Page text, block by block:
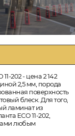
202 - цена 2 142
2,5 мм, порода
поверхность
блеск. Для того,
ламинат из
ECO 11-202,
любым